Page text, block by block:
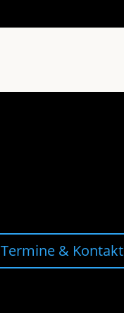
Termine & Kontakt